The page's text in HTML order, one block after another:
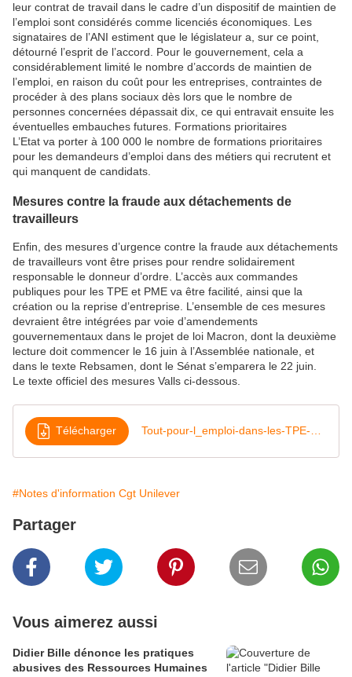
leur contrat de travail dans le cadre d’un dispositif de maintien de
l’emploi sont considérés comme licenciés économiques. Les
signataires de l’ANI estiment que le législateur a, sur ce point,
détourné l’esprit de l’accord. Pour le gouvernement, cela a
considérablement limité le nombre d’accords de maintien de
l’emploi, en raison du coût pour les entreprises, contraintes de
procéder à des plans sociaux dès lors que le nombre de
personnes concernées dépassait dix, ce qui entravait ensuite les
éventuelles embauches futures. Formations prioritaires
L’Etat va porter à 100 000 le nombre de formations prioritaires
pour les demandeurs d’emploi dans des métiers qui recrutent et
qui manquent de candidats.
Mesures contre la fraude aux détachements de
travailleurs
Enfin, des mesures d’urgence contre la fraude aux détachements
de travailleurs vont être prises pour rendre solidairement
responsable le donneur d’ordre. L’accès aux commandes
publiques pour les TPE et PME va être facilité, ainsi que la
création ou la reprise d’entreprise. L’ensemble de ces mesures
devraient être intégrées par voie d’amendements
gouvernementaux dans le projet de loi Macron, dont la deuxième
lecture doit commencer le 16 juin à l’Assemblée nationale, et
dans le texte Rebsamen, dont le Sénat s’emparera le 22 juin.
Le texte officiel des mesures Valls ci-dessous.
Télécharger Tout-pour-l_emploi-dans-les-TPE-et-les-PME-
#Notes d'information Cgt Unilever
Partager
Vous aimerez aussi
Didier Bille dénonce les pratiques
abusives des Ressources Humaines